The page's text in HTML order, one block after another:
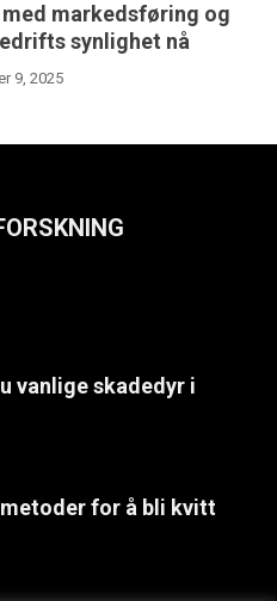
med markedsføring og
synlighet nå
9, 2025
vanlige skadedyr i
metoder for å bli kvitt